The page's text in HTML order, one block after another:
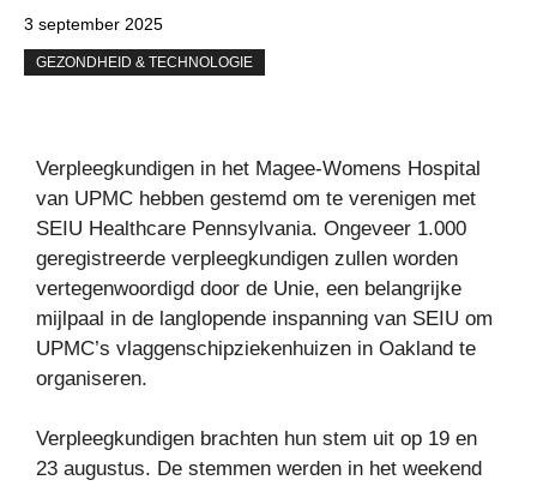
3 september 2025
GEZONDHEID & TECHNOLOGIE
Verpleegkundigen in het Magee-Womens Hospital
van UPMC hebben gestemd om te verenigen met
SEIU Healthcare Pennsylvania. Ongeveer 1.000
geregistreerde verpleegkundigen zullen worden
vertegenwoordigd door de Unie, een belangrijke
mijlpaal in de langlopende inspanning van SEIU om
UPMC’s vlaggenschipziekenhuizen in Oakland te
organiseren.
Verpleegkundigen brachten hun stem uit op 19 en
23 augustus. De stemmen werden in het weekend